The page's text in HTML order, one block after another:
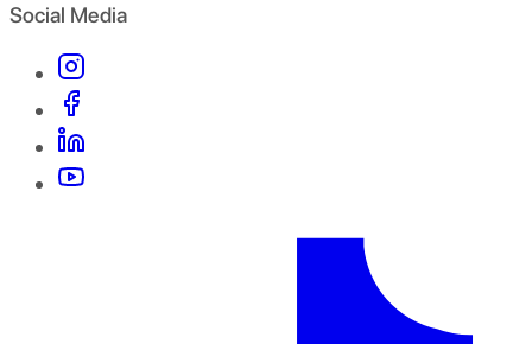
Social Media